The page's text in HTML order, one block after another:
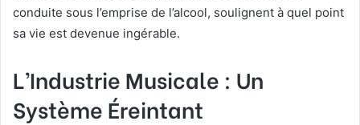
conduite sous l’emprise de l’alcool, soulignent à quel point
sa vie est devenue ingérable.
L’Industrie Musicale : Un
Système Éreintant